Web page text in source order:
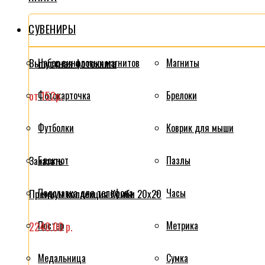
Выпускная фотокнига
от 152р.
Заказать
Премиум коллекция Комби 20x20
2240.00 р.
СУВЕНИРЫ
Набор виниловых магнитов
Фотокарточка
Футболки
Блокнот
Подставка для телефона
Постер
Медальница
Магниты
Брелоки
Коврик для мыши
Пазлы
Часы
Метрика
Сумка